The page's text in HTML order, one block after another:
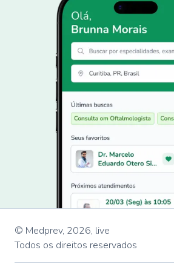
© Medprev, 2026, live
Todos os direitos reservados